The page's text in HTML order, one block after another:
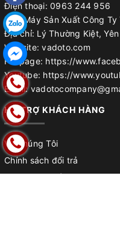
Điện thoại: 0963 244 956
Nhà Máy Sản Xuất Công Ty
Địa chỉ: Lý Thường Kiệt,
Website: vadoto.com
Fanpage: https://
Youtube: https://
Email:
HỖ TRỢ KHÁCH HÀNG
Về Chúng Tôi
Chính sách đổi trả
Chính Sách bảo hành